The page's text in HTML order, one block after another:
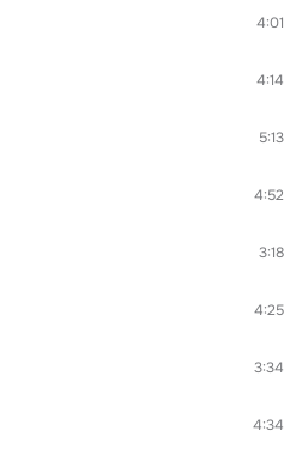
4:01
4:14
5:13
4:52
3:18
4:25
3:34
4:34